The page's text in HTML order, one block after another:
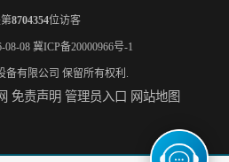
液氨专用过滤器 液氨过滤器生产厂家 液氨除油脱水过滤器 液氨专用过滤器
8704354位访客
08-08 冀ICP备20000966号-1
备有限公司 保留所有权利.
免责声明 管理员入口 网站地图